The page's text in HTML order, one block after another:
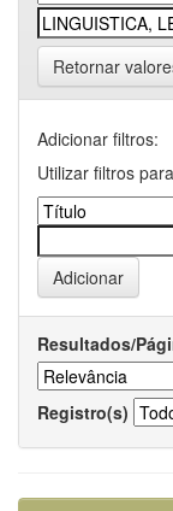
Retornar
Adicionar filtros:
Utilizar filtros
Resultados/
Registro(s)